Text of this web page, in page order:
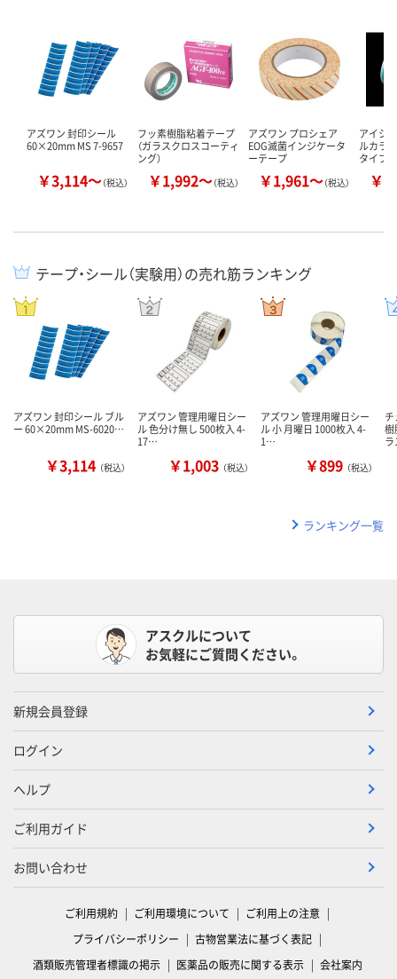
アズワン 封印シール
60×20mm MS 7-9657
￥3,114～（税込）
フッ素樹脂粘着テープ
（ガラスクロスコーティ
ング）
￥1,992～（税込）
アズワン プロシェア
EOG滅菌インジケータ
ーテープ
￥1,961～（税込）
アイシス
ルカラ
タイプ
￥
テープ・シール（実験用）の売れ筋ランキング
アズワン 封印シール ブル
ー 60×20mm MS-6020…
￥3,114 （税込）
アズワン 管理用曜日シー
ル 色分け無し 500枚入 4-
17…
￥1,003 （税込）
アズワン 管理用曜日シー
ル 小 月曜日 1000枚入 4-
1…
￥899 （税込）
樹
ランキング一覧
アスクルについて
お気軽にご質問ください。
新規会員登録
ログイン
ヘルプ
ご利用ガイド
お問い合わせ
ご利用規約 ご利用環境について
ご利用上の注意
プライバシーポリシー
古物営業法に基づく表記
酒類販売管理者標識の掲示
医薬品の販売に関する表示 会社案内